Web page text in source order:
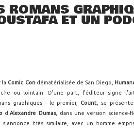
ROMANS
ET UN
la Comic Condématérialisée de San Diego,
ou lointain. D'une part, l'éditeur signe
graphiques - le premier, Count , se
d'Alexandre Dumas, dans une version science-
très similaire, avec un homme